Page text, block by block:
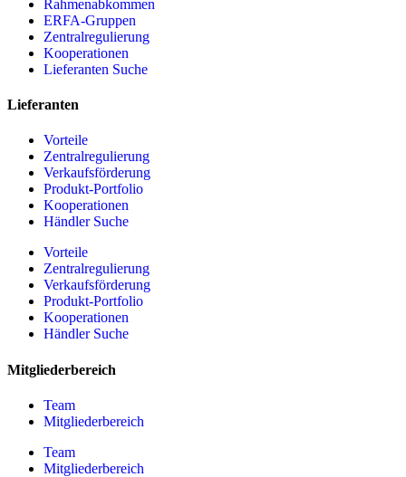
Rahmenabkommen
ERFA-Gruppen
Zentralregulierung
Kooperationen
Lieferanten Suche
Lieferanten
Vorteile
Zentralregulierung
Verkaufsförderung
Produkt-Portfolio
Kooperationen
Händler Suche
Vorteile
Zentralregulierung
Verkaufsförderung
Produkt-Portfolio
Kooperationen
Händler Suche
Mitgliederbereich
Team
Mitgliederbereich
Team
Mitgliederbereich